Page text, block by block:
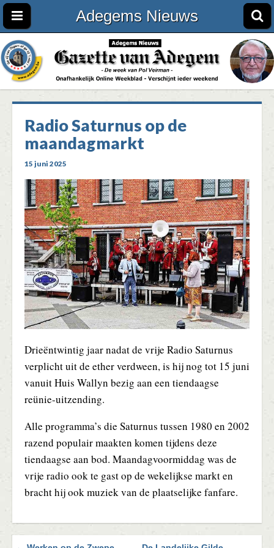
Adegems Nieuws
Radio Saturnus op de
maandagmarkt
15 juni 2025
Drieëntwintig jaar nadat de vrije Radio Saturnus
verplicht uit de ether verdween, is hij nog tot 15 juni
vanuit Huis Wallyn bezig aan een tiendaagse
reünie-uitzending.
Alle programma’s die Saturnus tussen 1980 en 2002
razend populair maakten komen tijdens deze
tiendaagse aan bod. Maandagvoormiddag was de
vrije radio ook te gast op de wekelijkse markt en
bracht hij ook muziek van de plaatselijke fanfare.